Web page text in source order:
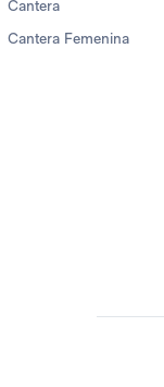
Cantera
Cantera Femenina